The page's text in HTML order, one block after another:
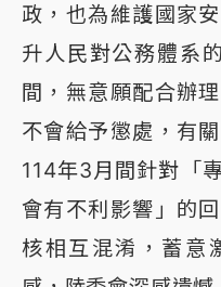
政，也為維護國家
升人民對公務體系
間，無意願配合辦
不會給予懲處，有
114年3月間針對「
會有不利影響」的
核相互混淆，蓄意